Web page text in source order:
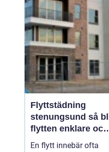
industrin sitter ofta på
stora mängder oanvänt
material. Genom <...
Flyttstädning
stenungsund så blir
flytten enklare och
mer trygg
En flytt innebär ofta